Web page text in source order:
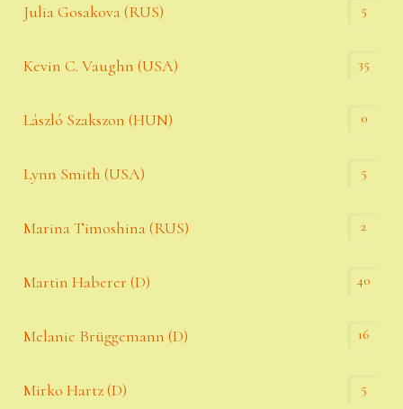
Julia Gosakova (RUS) 5
Kevin C. Vaughn (USA) 35
László Szakszon (HUN) 0
Lynn Smith (USA) 5
Marina Timoshina (RUS) 2
Martin Haberer (D) 40
Melanie Brüggemann (D) 16
Mirko Hartz (D) 5